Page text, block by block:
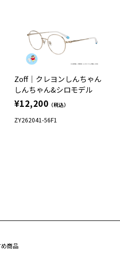
Zoff｜クレヨンしんちゃん
しんちゃん&シロモデル
¥12,200 （税込）
ZY262041-56F1
商品